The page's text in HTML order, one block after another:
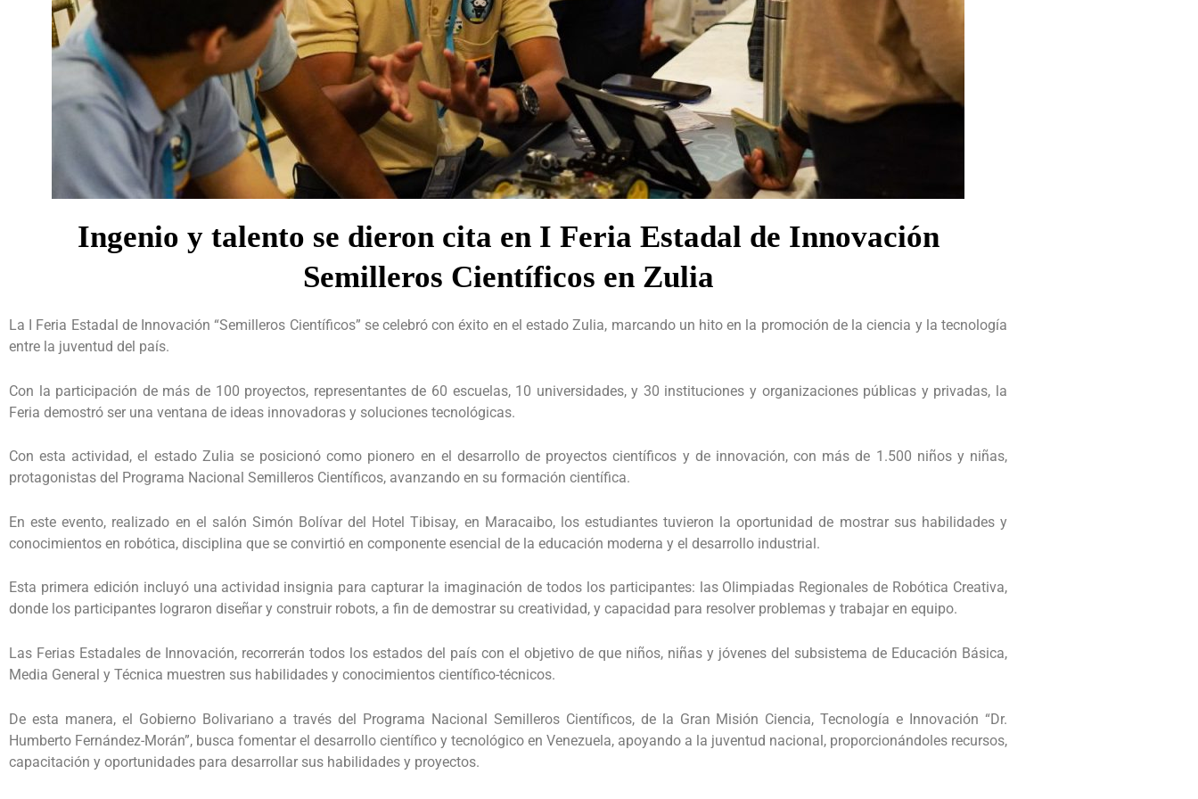
Ingenio y talento se dieron cita en I Feria Estadal de Innovación
Semilleros Científicos en Zulia
La I Feria Estadal de Innovación “Semilleros Científicos” se celebró con éxito en el estado Zulia, marcando un hito en la promoción de la ciencia y la tecnología
entre la juventud del país.
Con la participación de más de 100 proyectos, representantes de 60 escuelas, 10 universidades, y 30 instituciones y organizaciones públicas y privadas, la
Feria demostró ser una ventana de ideas innovadoras y soluciones tecnológicas.
Con esta actividad, el estado Zulia se posicionó como pionero en el desarrollo de proyectos científicos y de innovación, con más de 1.500 niños y niñas,
protagonistas del Programa Nacional Semilleros Científicos, avanzando en su formación científica.
En este evento, realizado en el salón Simón Bolívar del Hotel Tibisay, en Maracaibo, los estudiantes tuvieron la oportunidad de mostrar sus habilidades y
conocimientos en robótica, disciplina que se convirtió en componente esencial de la educación moderna y el desarrollo industrial.
Esta primera edición incluyó una actividad insignia para capturar la imaginación de todos los participantes: las Olimpiadas Regionales de Robótica Creativa,
donde los participantes lograron diseñar y construir robots, a fin de demostrar su creatividad, y capacidad para resolver problemas y trabajar en equipo.
Las Ferias Estadales de Innovación, recorrerán todos los estados del país con el objetivo de que niños, niñas y jóvenes del subsistema de Educación Básica,
Media General y Técnica muestren sus habilidades y conocimientos científico-técnicos.
De esta manera, el Gobierno Bolivariano a través del Programa Nacional Semilleros Científicos, de la Gran Misión Ciencia, Tecnología e Innovación “Dr.
Humberto Fernández-Morán”, busca fomentar el desarrollo científico y tecnológico en Venezuela, apoyando a la juventud nacional, proporcionándoles recursos,
capacitación y oportunidades para desarrollar sus habilidades y proyectos.